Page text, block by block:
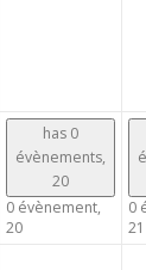
has 0
évènements,
20
0 évènement,
20
0
21